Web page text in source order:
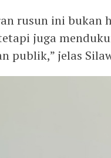
rusun ini bukan
juga
publik,” jelas